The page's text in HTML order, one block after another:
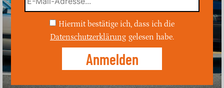
Hiermit bestätige ich, dass ich die
Datenschutzerklärung gelesen habe.